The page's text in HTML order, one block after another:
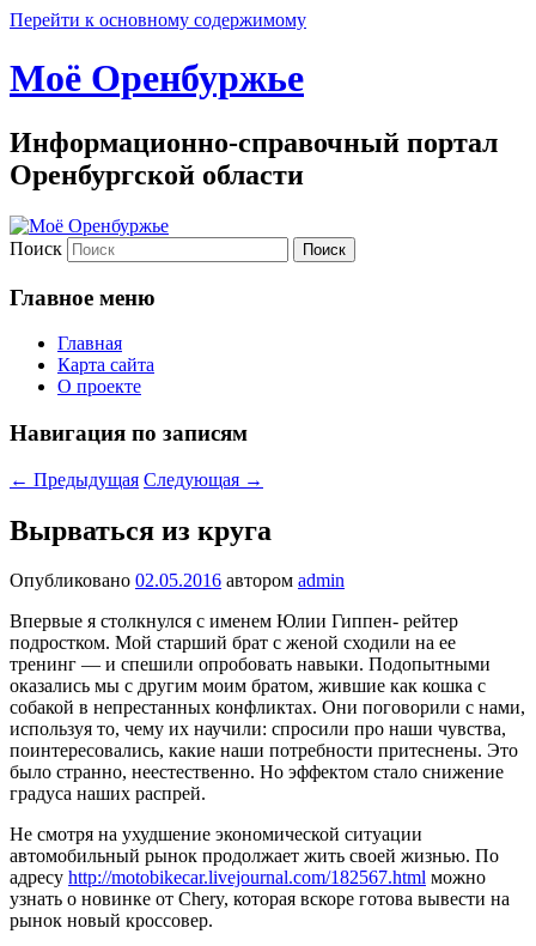
Перейти к основному содержимому
Моё Оренбуржье
Информационно-справочный портал
Оренбургской области
Поиск
Главное меню
Главная
Карта сайта
О проекте
Навигация по записям
← Предыдущая Следующая →
Вырваться из круга
Опубликовано 02.05.2016 автором admin
Впервые я столкнулся с именем Юлии Гиппен- рейтер
подростком. Мой старший брат с женой сходили на ее
тренинг — и спешили опробовать навыки. Подопытными
оказались мы с другим моим братом, жившие как кошка с
собакой в не­престанных конфликтах. Они поговорили с нами,
используя то, чему их научили: спросили про наши чувства,
поинтересовались, какие наши потребно­сти притеснены. Это
было странно, неестествен­но. Но эффектом стало снижение
градуса наших распрей.
Не смотря на ухудшение экономической ситуации
автомобильный рынок продолжает жить своей жизнью. По
адресу http://motobikecar.livejournal.com/182567.html можно
узнать о новинке от Chery, которая вскоре готова вывести на
рынок новый кроссовер.